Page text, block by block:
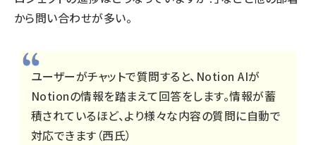
から問い合わせが多い。
ユーザーがチャットで質問すると、Notion AIが
Notionの情報を踏まえて回答をします。情報が蓄
積されているほど、より様々な内容の質問に自動で
対応できます（西氏）